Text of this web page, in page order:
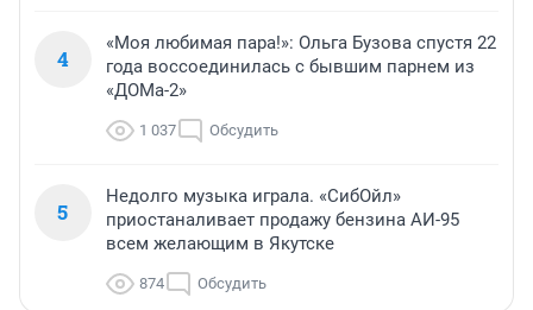
4
«Моя любимая пара!»: Ольга Бузова спустя 22
года воссоединилась с бывшим парнем из
«ДОМа-2»
1 037 Обсудить
5
Недолго музыка играла. «СибОйл»
приостаналивает продажу бензина АИ-95
всем желающим в Якутске
874 Обсудить